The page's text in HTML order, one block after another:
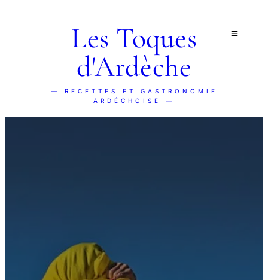
Les Toques
d'Ardèche
— RECETTES ET GASTRONOMIE
ARDÉCHOISE —